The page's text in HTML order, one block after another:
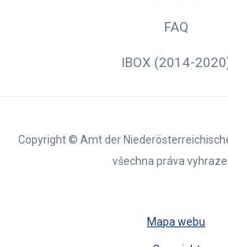
FAQ
IBOX (2014-
Copyright © Amt der
všechna práva
Mapa webu